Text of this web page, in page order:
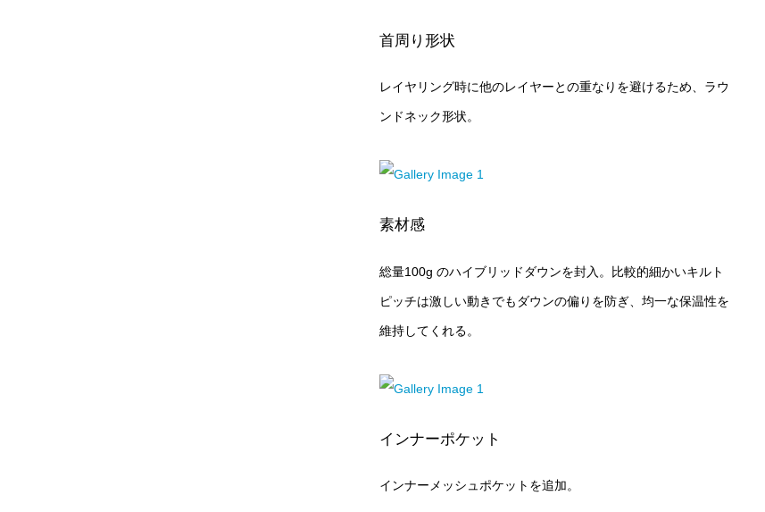
首周り形状
レイヤリング時に他のレイヤーとの重なりを避けるため、ラウ
ンドネック形状。
素材感
総量100g のハイブリッドダウンを封入。比較的細かいキルト
ピッチは激しい動きでもダウンの偏りを防ぎ、均一な保温性を
維持してくれる。
インナーポケット
インナーメッシュポケットを追加。